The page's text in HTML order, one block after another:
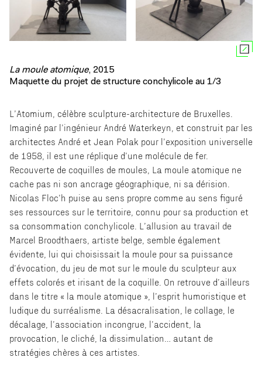
La moule atomique, 2015
Maquette du projet de structure conchylicole au 1/3
L’Atomium, célèbre sculpture-architecture de Bruxelles.
Imaginé par l’ingénieur André Waterkeyn, et construit par les
architectes André et Jean Polak pour l’exposition universelle
de 1958, il est une réplique d’une molécule de fer.
Recouverte de coquilles de moules, La moule atomique ne
cache pas ni son ancrage géographique, ni sa dérision.
Nicolas Floc’h puise au sens propre comme au sens ﬁguré
ses ressources sur le territoire, connu pour sa production et
sa consommation conchylicole. L’allusion au travail de
Marcel Broodthaers, artiste belge, semble également
évidente, lui qui choisissait la moule pour sa puissance
d’évocation, du jeu de mot sur le moule du sculpteur aux
effets colorés et irisant de la coquille. On retrouve d’ailleurs
dans le titre « la moule atomique », l’esprit humoristique et
ludique du surréalisme. La désacralisation, le collage, le
décalage, l’association incongrue, l’accident, la
provocation, le cliché, la dissimulation… autant de
stratégies chères à ces artistes.